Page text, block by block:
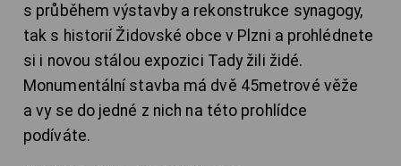
s průběhem výstavby a rekonstrukce synagogy,
tak s historií Židovské obce v Plzni a prohlédnete
si i novou stálou expozici Tady žili židé.
Monumentální stavba má dvě 45metrové věže
a vy se do jedné z nich na této prohlídce
podíváte.